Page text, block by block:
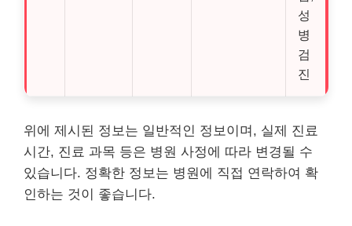
성
병
검
진
위에 제시된 정보는 일반적인 정보이며, 실제 진료
시간, 진료 과목 등은 병원 사정에 따라 변경될 수
있습니다. 정확한 정보는 병원에 직접 연락하여 확
인하는 것이 좋습니다.